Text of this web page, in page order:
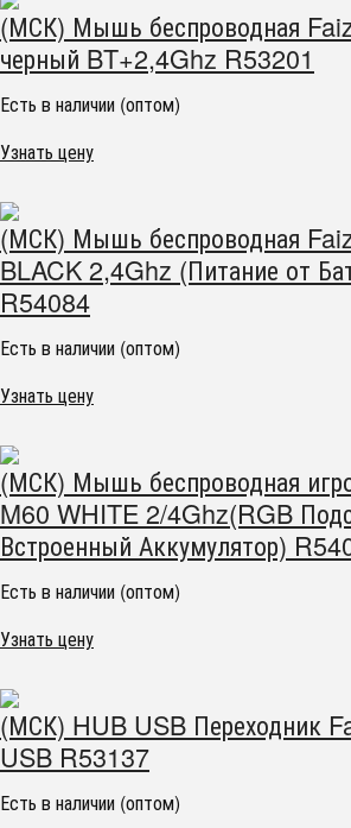
(МСК) Мышь беспроводная
черный BT+2,4Ghz R53201
Есть в наличии (оптом)
Узнать цену
(МСК) Мышь беспроводная
BLACK 2,4Ghz (Питание от
R54084
Есть в наличии (оптом)
Узнать цену
(МСК) Мышь беспроводная
M60 WHITE 2/4Ghz(RGB
Встроенный Аккумулятор)
Есть в наличии (оптом)
Узнать цену
(МСК) HUB USB Переходник
USB R53137
Есть в наличии (оптом)